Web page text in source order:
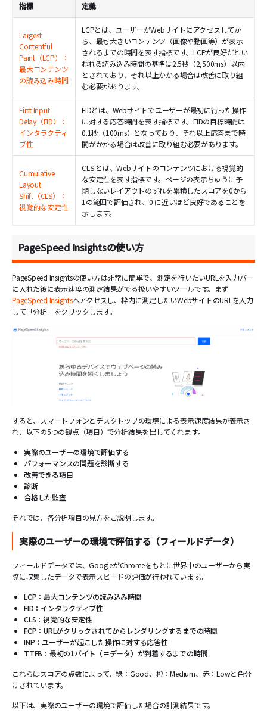
指標 定義
Largest
Contentful
Paint（LCP）：
最大コンテンツ
の読み込み時間
LCPとは、ユーザーがWebサイトにアクセスしてか
ら、最も大きいコンテンツ（画像や動画等）が表示
されるまでの時間を表す指標です。LCPが良好だとい
われる読み込み時間の基準は2.5秒（2,500ms）以内
とされており、それ以上かかる場合は改善に取り組
む必要があります。
First Input
Delay（FID）：
インタラクティ
ブ性
FIDとは、Webサイトでユーザーが最初に行った操作
に対する応答時間を表す指標です。FIDの目標時間は
0.1秒（100ms）となっており、それ以上応答まで時
間がかかる場合は改善に取り組む必要があります。
Cumulative
Layout
Shift（CLS）：
視覚的な安定性
CLS とは、Webサイトのコンテンツにおける視覚的
な安定性を表す指標です。ページの表示ちゅうに予
期しないレイアウトのずれを累積したスコアを0から
1の範囲で評価され、0 に近いほど良好であることを
示します。
PageSpeed Insightsの使い方
PageSpeed Insightsの使い方は非常に簡単で、測定を行いたいURLを入力バー
に入れた後に表示速度の測定結果がでる扱いやすいツールです。まず
PageSpeed Insightsへアクセスし、枠内に測定したいWebサイトのURLを入力
して「分析」をクリックします。
すると、スマートフォンとデスクトップの環境による表示速度結果が表示さ
れ、以下の5つの観点（項目）で分析結果を出してくれます。
実際のユーザーの環境で評価する
パフォーマンスの問題を診断する
改善できる項目
診断
合格した監査
それでは、各分析項目の見方をご説明します。
実際のユーザーの環境で評価する（フィールドデータ）
フィールドデータでは、GoogleがChromeをもとに世界中のユーザーから実
際に収集したデータで表示スピードの評価が行われています。
LCP：最大コンテンツの読み込み時間
FID：インタラクティブ性
CLS：視覚的な安定性
FCP：URLがクリックされてからレンダリングするまでの時間
INP：ユーザーが起こした操作に対する応答性
TTFB：最初の1バイト（＝データ）が到着するまでの時間
これらはスコアの点数によって、緑：Good、橙：Medium、赤：Lowと色分
けされています。
以下は、実際のユーザーの環境で評価した場合の計測結果です。